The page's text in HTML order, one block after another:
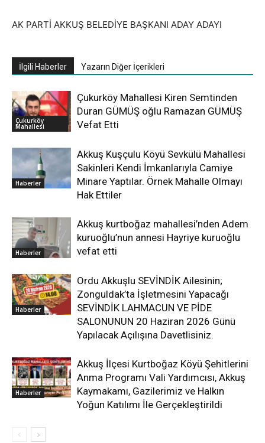
AK PARTİ AKKUŞ BELEDİYE BAŞKANI ADAY ADAYI
İlgili Haberler Yazarın Diğer İçerikleri
Çukurköy
Mahallesi
Çukurköy Mahallesi Kiren Semtinden
Duran GÜMÜŞ oğlu Ramazan GÜMÜŞ
Vefat Etti
Haberler
Akkuş Kuşçulu Köyü Sevkülü Mahallesi
Sakinleri Kendi İmkanlarıyla Camiye
Minare Yaptılar. Örnek Mahalle Olmayı
Hak Ettiler
Haberler
Akkuş kurtboğaz mahallesi’nden Adem
kuruoğlu’nun annesi Hayriye kuruoğlu
vefat etti
Haberler
Ordu Akkuşlu SEVİNDİK Ailesinin;
Zonguldak’ta İşletmesini Yapacağı
SEVİNDİK LAHMACUN VE PİDE
SALONUNUN 20 Haziran 2026 Günü
Yapılacak Açılışına Davetlisiniz.
Haberler
Akkuş İlçesi Kurtboğaz Köyü Şehitlerini
Anma Programı Vali Yardımcısı, Akkuş
Kaymakamı, Gazilerimiz ve Halkın
Yoğun Katılımı İle Gerçekleştirildi